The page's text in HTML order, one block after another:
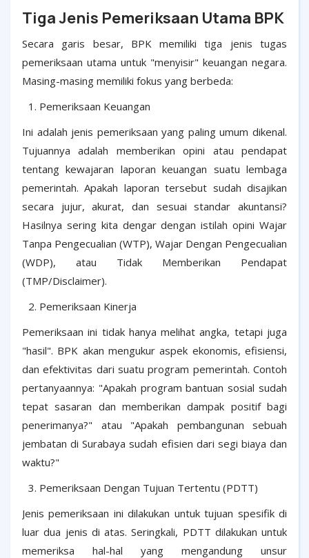
Tiga Jenis Pemeriksaan Utama BPK
Secara garis besar, BPK memiliki tiga jenis tugas
pemeriksaan utama untuk "menyisir" keuangan negara.
Masing-masing memiliki fokus yang berbeda:
Pemeriksaan Keuangan
Ini adalah jenis pemeriksaan yang paling umum dikenal.
Tujuannya adalah memberikan opini atau pendapat
tentang kewajaran laporan keuangan suatu lembaga
pemerintah. Apakah laporan tersebut sudah disajikan
secara jujur, akurat, dan sesuai standar akuntansi?
Hasilnya sering kita dengar dengan istilah opini Wajar
Tanpa Pengecualian (WTP), Wajar Dengan Pengecualian
(WDP), atau Tidak Memberikan Pendapat
(TMP/Disclaimer).
Pemeriksaan Kinerja
Pemeriksaan ini tidak hanya melihat angka, tetapi juga
"hasil". BPK akan mengukur aspek ekonomis, efisiensi,
dan efektivitas dari suatu program pemerintah. Contoh
pertanyaannya: "Apakah program bantuan sosial sudah
tepat sasaran dan memberikan dampak positif bagi
penerimanya?" atau "Apakah pembangunan sebuah
jembatan di Surabaya sudah efisien dari segi biaya dan
waktu?"
Pemeriksaan Dengan Tujuan Tertentu (PDTT)
Jenis pemeriksaan ini dilakukan untuk tujuan spesifik di
luar dua jenis di atas. Seringkali, PDTT dilakukan untuk
memeriksa hal-hal yang mengandung unsur